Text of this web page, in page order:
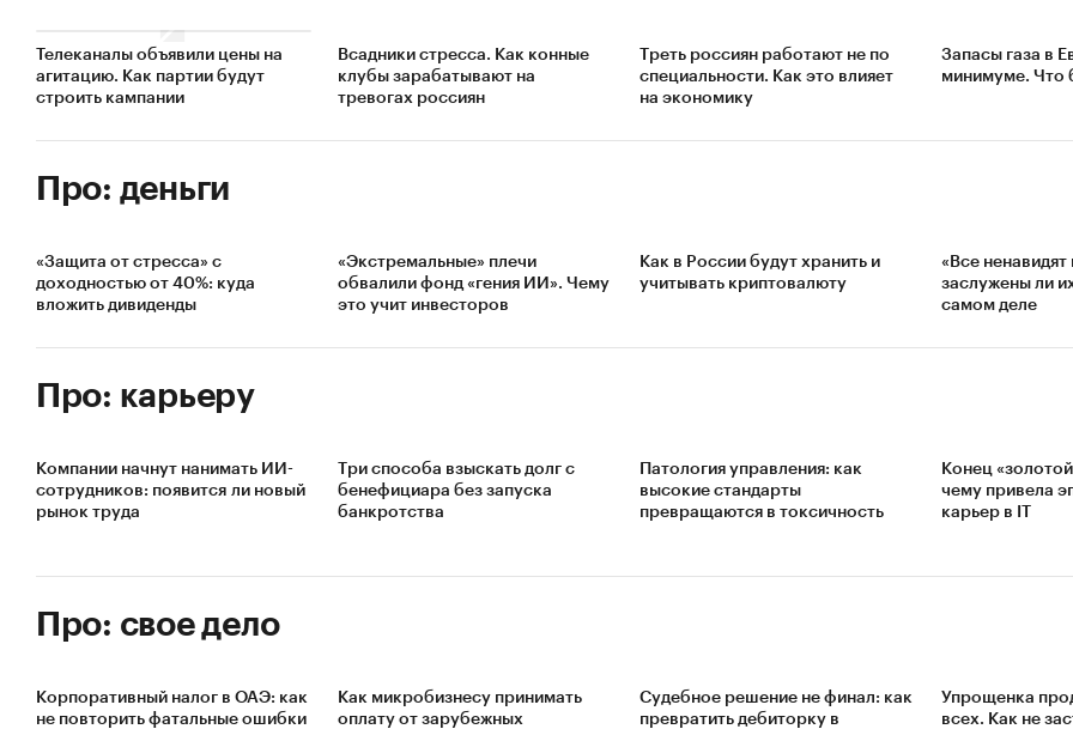
Телеканалы объявили цены на
агитацию. Как партии будут
строить кампании
Всадники стресса. Как конные
клубы зарабатывают на
тревогах россиян
Треть россиян работают не по
специальности. Как это влияет
на экономику
Запасы газа в
минимуме. Что
Про: деньги
«Защита от стресса» с
доходностью от 40%: куда
вложить дивиденды
«Экстремальные» плечи
обвалили фонд «гения ИИ». Чему
это учит инвесторов
Как в России будут хранить и
учитывать криптовалюту
«Все
заслужены ли
самом деле
Про: карьеру
Компании начнут нанимать ИИ-
сотрудников: появится ли новый
рынок труда
Три способа взыскать долг с
бенефициара без запуска
банкротства
Патология управления: как
высокие стандарты
превращаются в токсичность
Конец
чему привела
карьер в IT
Про: свое дело
Корпоративный налог в ОАЭ: как
не повторить фатальные ошибки
Как микробизнесу принимать
оплату от зарубежных
Судебное решение не финал: как
превратить дебиторку в
Упрощенка
всех. Как не